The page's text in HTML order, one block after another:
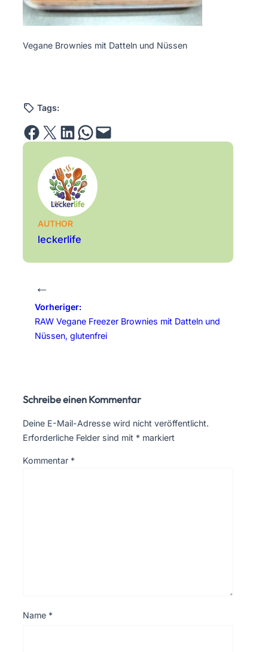
Vegane Brownies mit Datteln und Nüssen
Tags:
Share on Facebook Email this Page Share on LinkedIn Share on WhatsApp Email this Page
AUTHOR
leckerlife
←
Vorheriger:
RAW Vegane Freezer Brownies mit Datteln und
Nüssen, glutenfrei
Schreibe einen Kommentar
Deine E-Mail-Adresse wird nicht veröffentlicht.
Erforderliche Felder sind mit * markiert
Kommentar *
Name *